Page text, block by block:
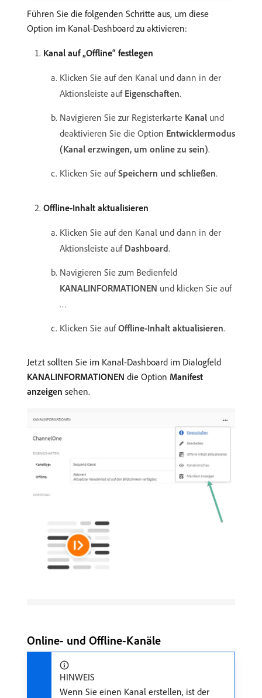
Führen Sie die folgenden Schritte aus, um diese
Option im Kanal-Dashboard zu aktivieren:
Kanal auf „Offline“ festlegen
Klicken Sie auf den Kanal und dann in der
Aktionsleiste auf Eigenschaften.
Navigieren Sie zur Registerkarte Kanal und
deaktivieren Sie die Option Entwicklermodus
(Kanal erzwingen, um online zu sein).
Klicken Sie aufSpeichern und schließen.
Offline-Inhalt aktualisieren
Klicken Sie auf den Kanal und dann in der
Aktionsleiste auf Dashboard.
Navigieren Sie zum Bedienfeld
KANALINFORMATIONEN und klicken Sie auf
…
Klicken Sie aufOffline-Inhalt aktualisieren.
Jetzt sollten Sie im Kanal-Dashboard im Dialogfeld
KANALINFORMATIONEN die Option Manifest
anzeigen sehen.
Online- und Offline-Kanäle
HINWEIS
Wenn Sie einen Kanal erstellen, ist der